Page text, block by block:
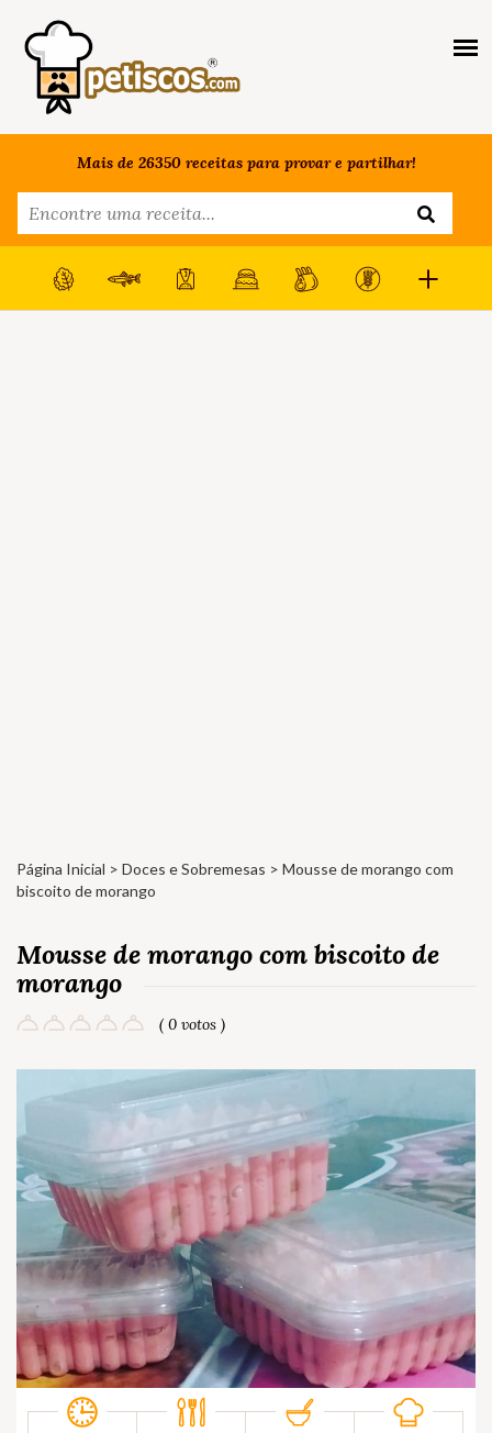
Mais de 26350 receitas para provar e partilhar!
Página Inicial > Doces e Sobremesas > Mousse de morango com
biscoito de morango
Mousse de morango com biscoito de
morango
( 0 votos )